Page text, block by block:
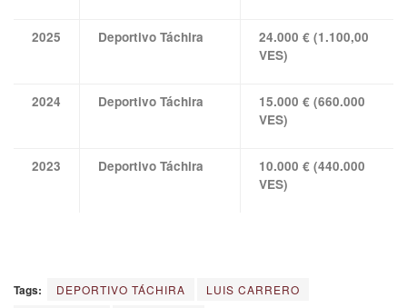
2025 Deportivo Táchira
24.000 € (1.100,00
VES)
2024 Deportivo Táchira
15.000 € (660.000
VES)
2023 Deportivo Táchira
10.000 € (440.000
VES)
Tags: DEPORTIVO TÁCHIRA
LUIS CARRERO